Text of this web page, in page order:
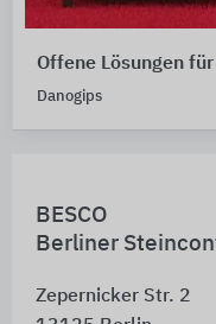
BESCO
Berliner
Zepernicker Str. 2
Offene Lösungen
Danogips